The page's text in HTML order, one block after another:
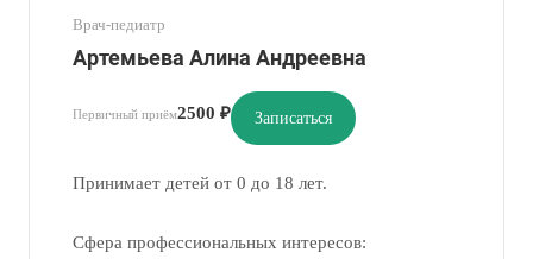
Врач-педиатр
Артемьева Алина Андреевна
Первичный приём2500 ₽ Записаться
Принимает детей от 0 до 18 лет.
Сфера профессиональных интересов: